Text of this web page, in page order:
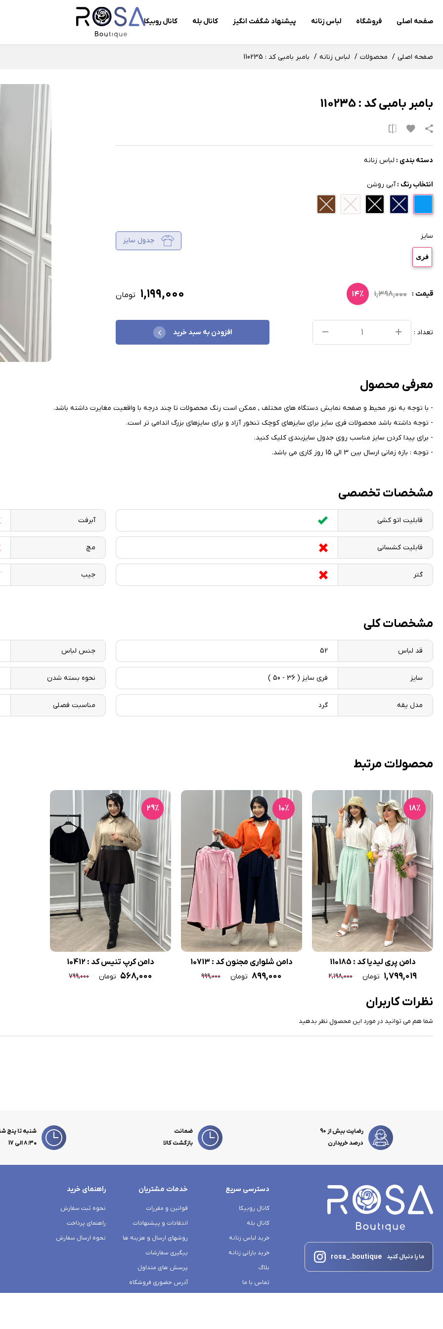
صفحه اصلی فروشگاه لباس زنانه پیشنهاد شگفت انگیز کانال بله کانال روبیکا
صفحه اصلی محصولات لباس زنانه بامبر بامبی کد : 110235
بامبر بامبی کد : 110235
دسته بندی : لباس زنانه
انتخاب رنگ :آبی روشن
سایز جدول سایز
فری
قیمت : ۱,۳۹۸,۰۰۰ ۱۴٪ ۱,۱۹۹,۰۰۰ تومان
تعداد : افزودن به سبد خرید
معرفی محصول
- با توجه به نور محیط و صفحه نمایش دستگاه های مختلف , ممکن است رنگ محصولات تا چند درجه با واقعیت مغایرت داشته باشد.
- توجه داشته باشد محصولات فری سایز برای سایزهای کوچک تنخور آزاد و برای سایزهای بزرگ اندامی تر است.
- برای پیدا کردن سایز مناسب روی جدول سایزبندی کلیک کنید.
- توجه : بازه زمانی ارسال بین 3 الی 15 روز کاری می باشد.
مشخصات تخصصی
قابلیت اتو کشی آبرفت
قابلیت کشسانی مچ
گتر جیب
مشخصات کلی
قد لباس 52 جنس لباس
سایز فری سایز ( 36 - 50 ) نحوه بسته شدن
مدل یقه گرد مناسبت فصلی
محصولات مرتبط
18٪
دامن پری لیدیا کد : 110185
۱,۷۹۹,۰۱۹ تومان ۲,۱۹۸,۰۰۰
10٪
دامن شلواری مجنون کد : 10713
۸۹۹,۰۰۰ تومان ۹۹۹,۰۰۰
29٪
دامن کرپ تنیس کد : 10412
۵۶۸,۰۰۰ تومان ۷۹۹,۰۰۰
نظرات کاربران
شما هم می توانید در مورد این محصول نظر بدهید
رضایت بیش از 90
درصد خریدارن
ضمانت
بازگشت کالا
شنبه تا پنج
۸:۳۰ الی 17
ما را دنبال کنید rosa_.boutique
دسترسی سریع
کانال روبیکا
کانال بله
خرید لباس زنانه
خرید بارانی زنانه
بلاگ
تماس با ما
خدمات مشتریان
قوانین و مقررات
انتقادات و پیشنهادات
روشهای ارسال و هزینه ها
پیگیری سفارشات
پرسش های متداول
آدرس حضوری فروشگاه
راهنمای خرید
نحوه ثبت سفارش
راهنمای پرداخت
نحوه ارسال سفارش